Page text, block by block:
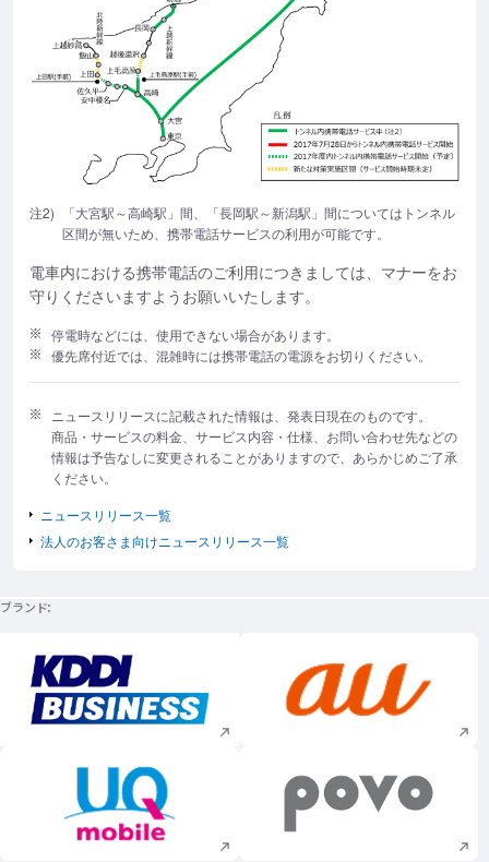
注2)
「大宮駅～高崎駅」間、「長岡駅～新潟駅」間についてはトンネル
区間が無いため、携帯電話サービスの利用が可能です。
電車内における携帯電話のご利用につきましては、マナーをお
守りくださいますようお願いいたします。
停電時などには、使用できない場合があります。
優先席付近では、混雑時には携帯電話の電源をお切りください。
ニュースリリースに記載された情報は、発表日現在のものです。
商品・サービスの料金、サービス内容・仕様、お問い合わせ先などの
情報は予告なしに変更されることがありますので、あらかじめご了承
ください。
ニュースリリース一覧
法人のお客さま向けニュースリリース一覧
ブランド
新規ウィンドウで開く 新規ウィンドウで
新規ウィンドウで開く 新規ウィンドウで